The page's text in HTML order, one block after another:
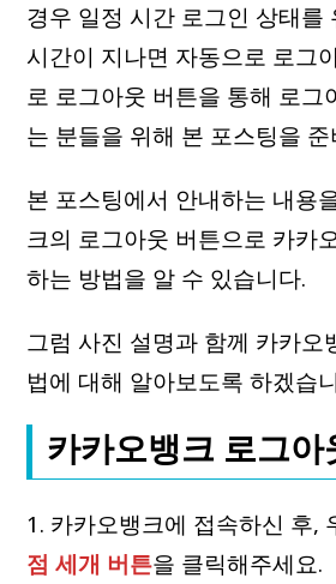
경우 일정 시간 로그인 상태를
시간이 지나면 자동으로 로그
로 로그아웃 버튼을 통해 로그
는 분들을 위해 본 포스팅을
본 포스팅에서 안내하는 내용
크의 로그아웃 버튼으로 카카
하는 방법을 알 수 있습니다.
그럼 사진 설명과 함께 카카오
법에 대해 알아보도록 하겠습
카카오뱅크 로그아
1. 카카오뱅크에 접속하신 후,
점 세개 버튼을 클릭해주세요.